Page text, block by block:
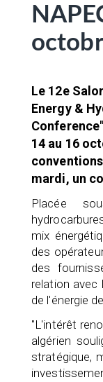
Le 12e
Energy &
14 au 16
mardi, un
Placée
mix
des
des
relation avec
de l'énergie
"L'intérêt
algérien
stratégique,